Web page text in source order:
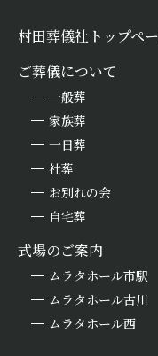
村田葬儀社トップペ
ご葬儀について
一般葬
家族葬
一日葬
社葬
お別れの会
自宅葬
式場のご案内
ムラタホール市駅
ムラタホール古川
ムラタホール西